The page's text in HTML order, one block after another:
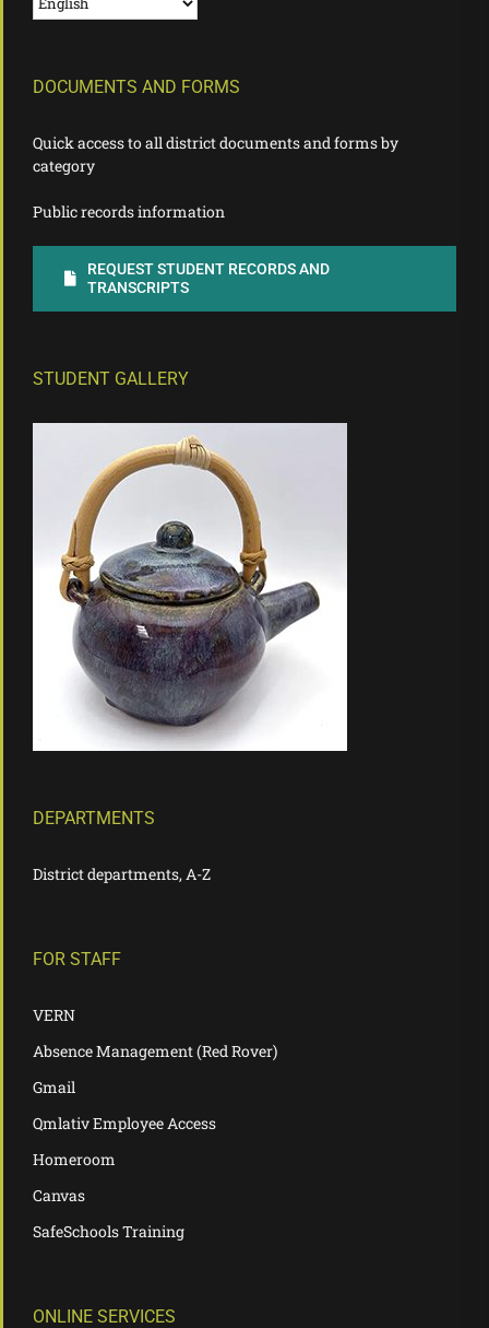
DOCUMENTS AND FORMS
Quick access to all district documents and forms by
category
Public records information
REQUEST STUDENT RECORDS AND
TRANSCRIPTS
STUDENT GALLERY
DEPARTMENTS
District departments, A-Z
FOR STAFF
VERN
Absence Management (Red Rover)
Gmail
Qmlativ Employee Access
Homeroom
Canvas
SafeSchools Training
ONLINE SERVICES